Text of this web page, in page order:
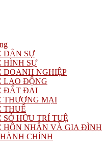
DÂN SỰ
HÌNH SỰ
DOANH NGHIỆP
LAO ĐỘNG
ĐẤT ĐAI
THƯƠNG MẠI
THUẾ
HỮU TRÍ TUỆ
HÔN NHÂN VÀ GIA ĐÌNH
CHÍNH